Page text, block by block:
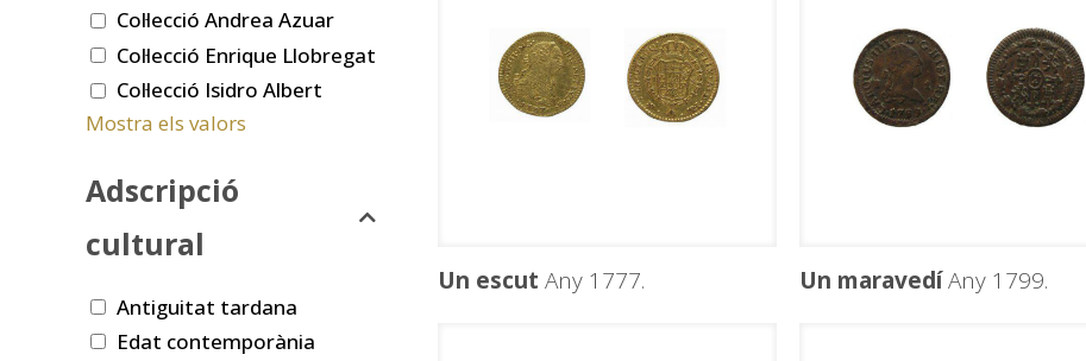
Un escut Any 1777. Un maravedíAny 1799.
Col·lecció Andrea Azuar
Col·lecció Enrique Llobregat
Col·lecció Isidro Albert
Mostra els valors
Adscripció
cultural
Antiguitat tardana
Edat contemporània